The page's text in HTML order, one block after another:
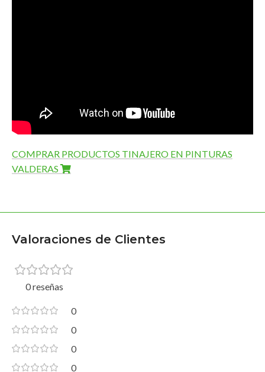
COMPRAR PRODUCTOS TINAJERO EN PINTURAS
VALDERAS
Valoraciones de Clientes
0 reseñas
0
0
0
0